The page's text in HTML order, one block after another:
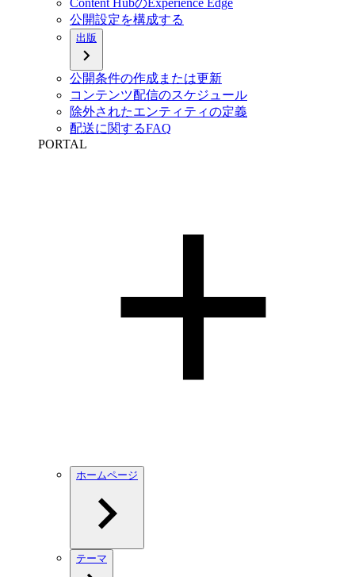
Content HubのExperience Edge
公開設定を構成する
出版
公開条件の作成または更新
コンテンツ配信のスケジュール
除外されたエンティティの定義
配送に関するFAQ
PORTAL
ホームページ
テーマ